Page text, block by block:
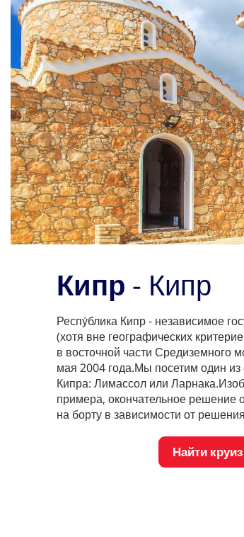
Кипр - Кипр
Респу́блика Кипр - независимое
(хотя вне географических
в восточной части Средиземного
мая 2004 года.Мы посетим один
Кипра: Лимассол или
примера, окончательное решение
на борту в зависимости от
Найти